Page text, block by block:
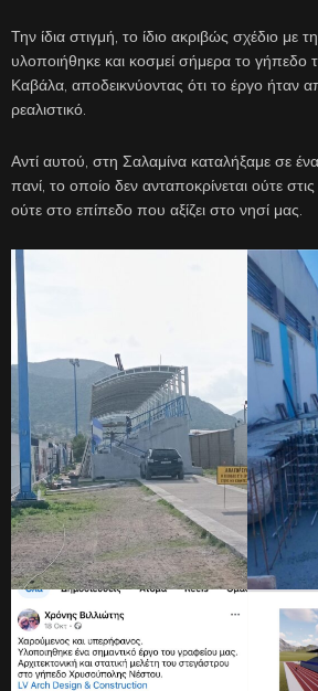
Την ίδια στιγμή, το ίδιο ακριβώς σχέδιο με
υλοποιήθηκε και κοσμεί σήμερα το
Καβάλα, αποδεικνύοντας ότι το έργο ήταν
ρεαλιστικό.
Αντί αυτού, στη Σαλαμίνα καταλήξαμε σε
πανί, το οποίο δεν ανταποκρίνεται ούτε
ούτε στο επίπεδο που αξίζει στο νησί μας.